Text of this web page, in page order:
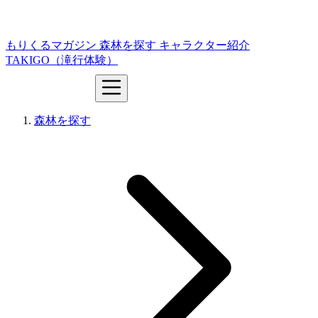
もりくるマガジン 森林を探す キャラクター紹介
TAKIGO（滝行体験）
森林を探す